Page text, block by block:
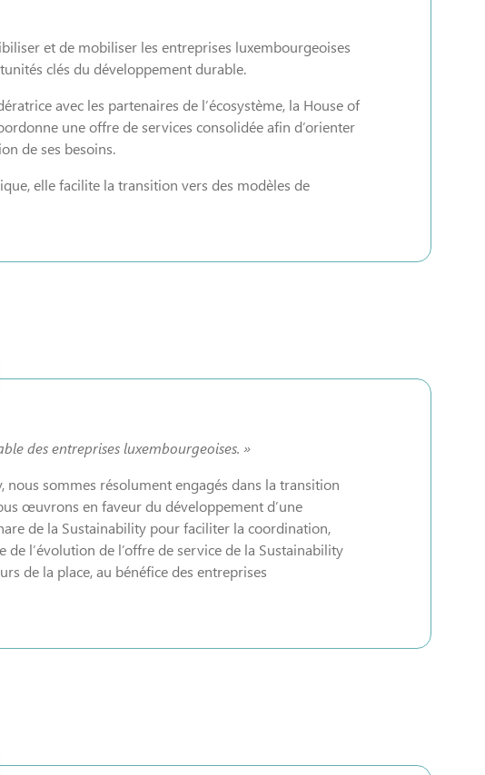
et de mobiliser les entreprises luxembourgeoises
clés du développement durable.
avec les partenaires de l’écosystème, la House of
une offre de services consolidée afin d’orienter
de ses besoins.
elle facilite la transition vers des modèles de
des entreprises luxembourgeoises. »
nous sommes résolument engagés dans la transition
œuvrons en faveur du développement d’une
de la Sustainability pour faciliter la coordination,
l’évolution de l’offre de service de la Sustainability
de la place, au bénéfice des entreprises